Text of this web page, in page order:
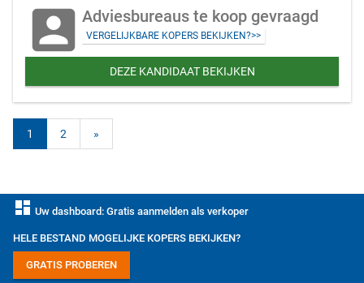
account_box Adviesbureaus te koop gevraagd
VERGELIJKBARE KOPERS BEKIJKEN?>>
DEZE KANDIDAAT BEKIJKEN
1 2 »
dashboard Uw dashboard: Gratis aanmelden als verkoper
HELE BESTAND MOGELIJKE KOPERS BEKIJKEN?
GRATIS PROBEREN